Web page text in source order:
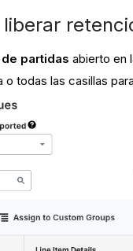
partidasabierto en
o todas las casillas